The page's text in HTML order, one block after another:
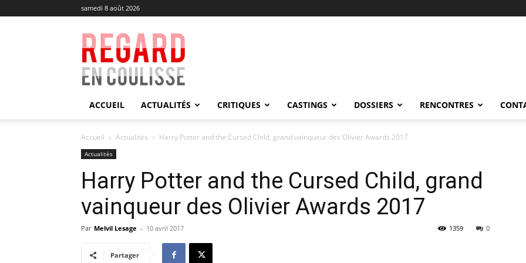
samedi 8 août 2026
Regard
en
Coulisse
ACCUEIL ACTUALITÉS CRITIQUES CASTINGS DOSSIERS RENCONTRES
Accueil Actualités Harry Potter and the Cursed Child, grand vainqueur des Olivier Awards 2017
Actualités
Harry Potter and the Cursed Child, grand
vainqueur des Olivier Awards 2017
Par Melvil Lesage - 10 avril 2017 0
1359
Partager